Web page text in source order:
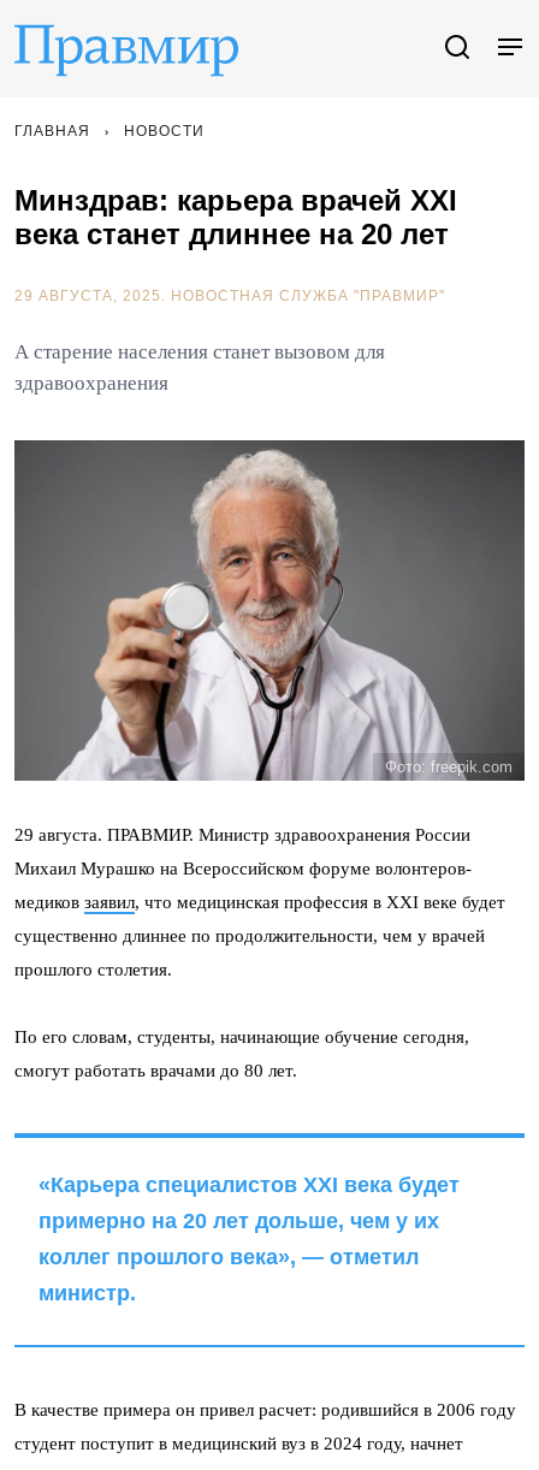
ГЛАВНАЯ НОВОСТИ
Минздрав: карьера врачей XXI
века станет длиннее на 20 лет
29 АВГУСТА, 2025. НОВОСТНАЯ СЛУЖБА "ПРАВМИР"
А старение населения станет вызовом для
здравоохранения
Фото: freepik.com
29 августа. ПРАВМИР. Министр здравоохранения России
Михаил Мурашко на Всероссийском форуме волонтеров-
медиков заявил, что медицинская профессия в XXI веке будет
существенно длиннее по продолжительности, чем у врачей
прошлого столетия.
По его словам, студенты, начинающие обучение сегодня,
смогут работать врачами до 80 лет.
«Карьера специалистов XXI века будет
примерно на 20 лет дольше, чем у их
коллег прошлого века», — отметил
министр.
В качестве примера он привел расчет: родившийся в 2006 году
студент поступит в медицинский вуз в 2024 году, начнет